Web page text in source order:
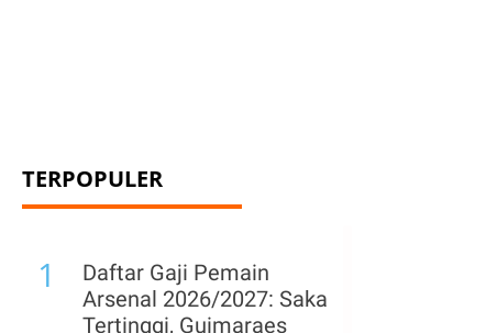
TERPOPULER
1
Daftar Gaji Pemain
Arsenal 2026/2027: Saka
Tertinggi, Guimaraes